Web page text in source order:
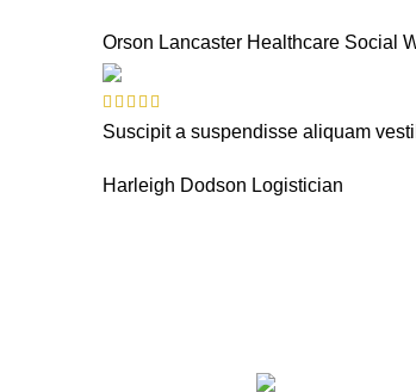
Orson Lancaster Healthcare Social
Suscipit a suspendisse aliquam
Harleigh Dodson Logistician